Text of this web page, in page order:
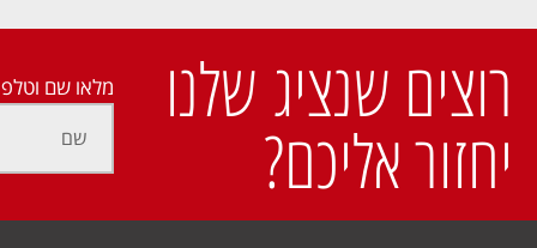
רוצים שנציג שלנו
יחזור אליכם?
מלאו שם